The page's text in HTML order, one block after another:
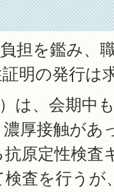
担を鑑み、
明の発行は
は、会期中
厚接触があ
原定性検査
査を行うが